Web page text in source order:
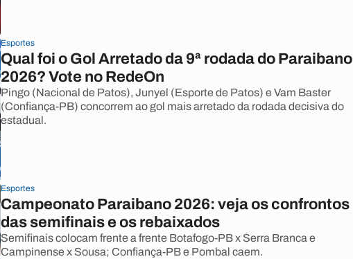
Esportes
Qual foi o Gol Arretado da 9ª rodada do Paraibano
2026? Vote no RedeOn
Pingo (Nacional de Patos), Junyel (Esporte de Patos) e Vam Baster
(Confiança-PB) concorrem ao gol mais arretado da rodada decisiva do
estadual.
Esportes
Campeonato Paraibano 2026: veja os confrontos
das semifinais e os rebaixados
Semifinais colocam frente a frente Botafogo-PB x Serra Branca e
Campinense x Sousa; Confiança-PB e Pombal caem.